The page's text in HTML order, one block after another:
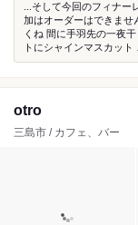
...そして今回のフィナー
加はオーダーはできませ
くね 間に手羽先の一夜
トにシャインマスカット
otro
三島市 / カフェ、バー